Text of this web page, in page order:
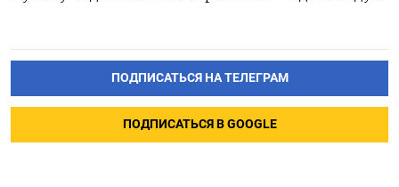
ПОДПИСАТЬСЯ НА ТЕЛЕГРАМ
ПОДПИСАТЬСЯ В GOOGLE